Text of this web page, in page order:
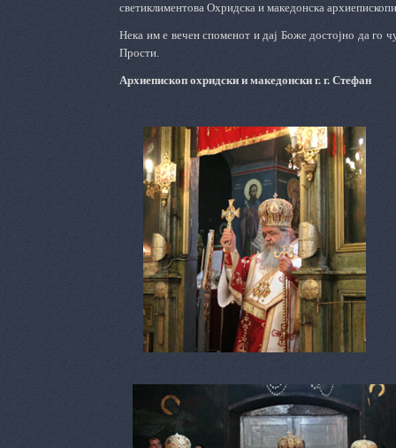
светиклиментова Охридска и македонска
Нека им е вечен споменот и дај Боже достојно да
Прости.
Архиепископ охридски и македонски г. г. Стефан